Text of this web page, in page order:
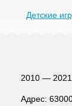
Детские
2010 — 2021
Адрес: